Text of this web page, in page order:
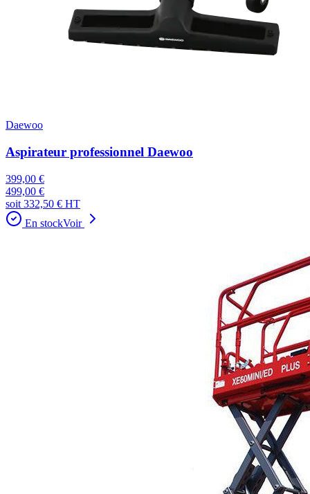
Daewoo
Aspirateur professionnel Daewoo
399,00 €
499,00 €
soit 332,50 € HT
En stockVoir